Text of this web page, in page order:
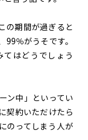
の期間が過ぎると
％がうそです。
はどうでしょう
ン中」といってい
契約いただけたら
のってしまう人が